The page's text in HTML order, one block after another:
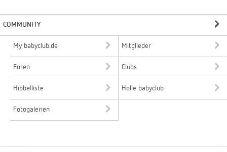
COMMUNITY
My babyclub.de Mitglieder
Foren Clubs
Hibbelliste Holle babyclub
Fotogalerien